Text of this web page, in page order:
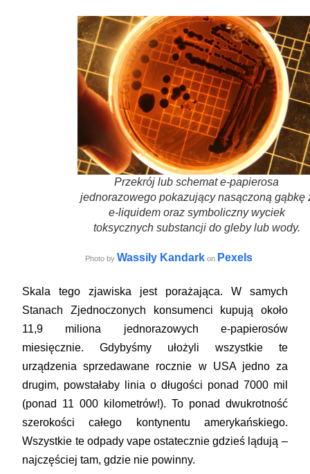
Przekrój lub schemat e-papierosa
jednorazowego pokazujący nasączoną gąbkę
e-liquidem oraz symboliczny wyciek
toksycznych substancji do gleby lub wody.
Photo by Wassily Kandark on Pexels
Skala tego zjawiska jest porażająca. W samych
Stanach Zjednoczonych konsumenci kupują około
11,9 miliona jednorazowych e-papierosów
miesięcznie. Gdybyśmy ułożyli wszystkie te
urządzenia sprzedawane rocznie w USA jedno za
drugim, powstałaby linia o długości ponad 7000 mil
(ponad 11 000 kilometrów!). To ponad dwukrotność
szerokości całego kontynentu amerykańskiego.
Wszystkie te odpady vape ostatecznie gdzieś lądują –
najczęściej tam, gdzie nie powinny.